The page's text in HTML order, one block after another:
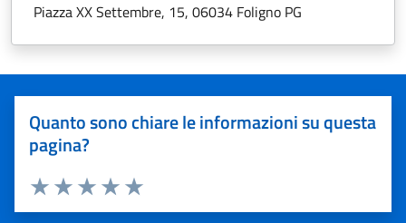
Piazza XX Settembre, 15, 06034 Foligno PG
Quanto sono chiare le informazioni su questa
pagina?
Valuta 5 stelle su 5
Valuta 4 stelle su 5
Valuta 3 stelle su 5
Valuta 2 stelle su 5
Valuta 1 stelle su 5